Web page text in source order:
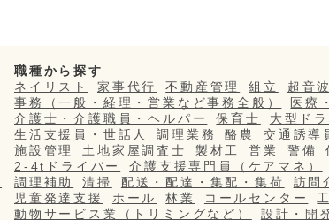
職種から探す
ネイリスト
家事代行 不動産管理 組立 超音
事務（一般・経理・営業など事務全般）
医療
介護士・介護職員・ヘルパー
保育士
大型ド
生活支援員・世話人
調理業務 酪農 交通誘導
施設管理
土地家屋調査士 製材工 営業 警備
2-4tドライバー
介護支援専門員（ケアマネ）
調理補助
清掃 配送・配達・集配・集荷 訪問
児童発達支援
ホール 林業 コールセンター
動物サービス業（トリミングなど）
設計・開